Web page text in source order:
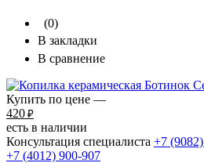
(0)
В закладки
В сравнение
Купить по цене —
420 ₽
есть в наличии
Консультация специалиста +7 (9082)
+7 (4012) 900-907